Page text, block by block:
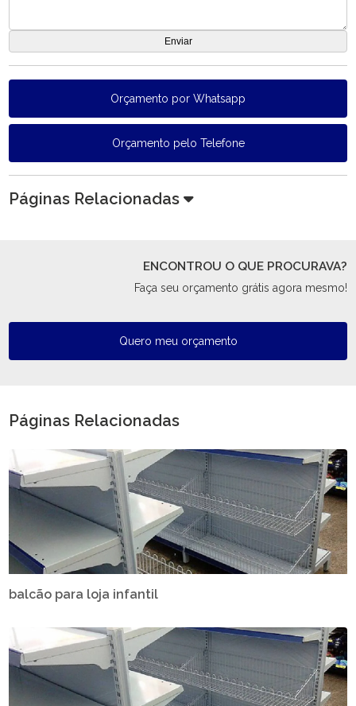
Orçamento por Whatsapp
Orçamento pelo Telefone
Páginas Relacionadas
ENCONTROU O QUE PROCURAVA?
Faça seu orçamento grátis agora mesmo!
Quero meu orçamento
Páginas Relacionadas
balcão para loja infantil